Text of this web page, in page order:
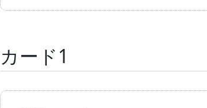
カード1